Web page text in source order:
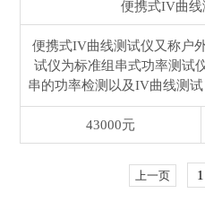
便携式IV曲线
便携式IV曲线测试仪又称户
试仪为标准组串式功率测试
串的功率检测以及IV曲线测试
43000元
上一页 1